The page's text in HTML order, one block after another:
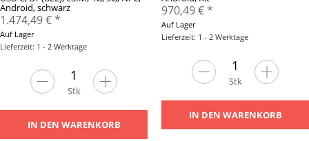
Android, schwarz
1.474,49 €*
Auf Lager
Lieferzeit: 1 - 2 Werktage
Stk
IN DEN WARENKORB
970,49 €*
Auf Lager
Lieferzeit: 1 - 2 Werktage
Stk
IN DEN WARENKORB